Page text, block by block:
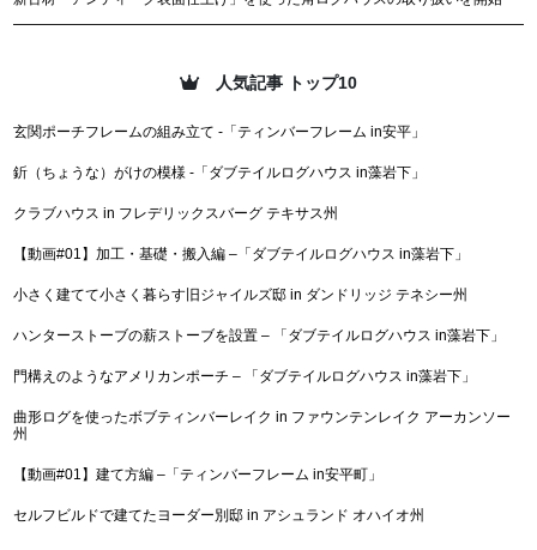
人気記事 トップ10
玄関ポーチフレームの組み立て -「ティンバーフレーム in安平」
釿（ちょうな）がけの模様 -「ダブテイルログハウス in藻岩下」
クラブハウス in フレデリックスバーグ テキサス州
【動画#01】加工・基礎・搬入編 –「ダブテイルログハウス in藻岩下」
小さく建てて小さく暮らす旧ジャイルズ邸 in ダンドリッジ テネシー州
ハンターストーブの薪ストーブを設置 – 「ダブテイルログハウス in藻岩下」
門構えのようなアメリカンポーチ – 「ダブテイルログハウス in藻岩下」
曲形ログを使ったボブティンバーレイク in ファウンテンレイク アーカンソー
州
【動画#01】建て方編 –「ティンバーフレーム in安平町」
セルフビルドで建てたヨーダー別邸 in アシュランド オハイオ州